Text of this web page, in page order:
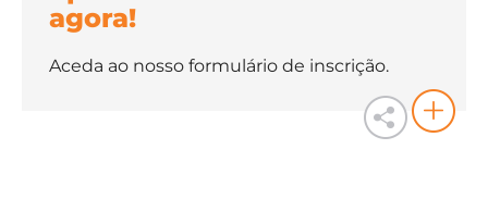
agora!
Aceda ao nosso formulário de inscrição.